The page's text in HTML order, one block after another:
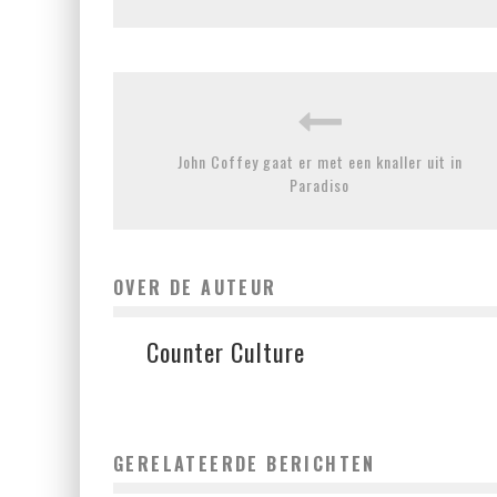
John Coffey gaat er met een knaller uit in
Paradiso
OVER DE AUTEUR
Counter Culture
GERELATEERDE BERICHTEN